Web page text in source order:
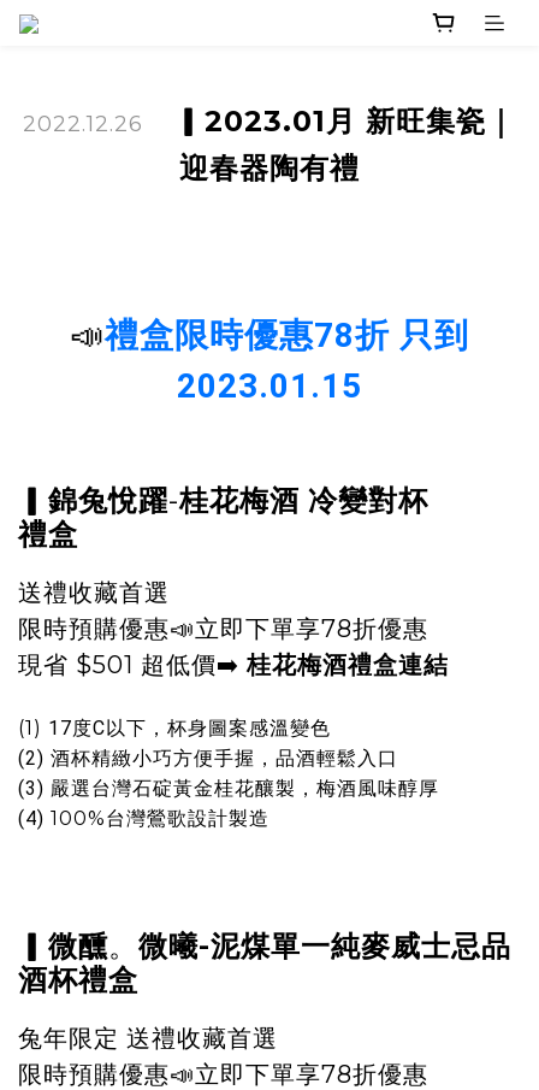
2022.12.26 2023.01月 新旺集瓷
迎春器陶有禮
📣禮盒限時優惠78折 只到
2023.01.15
▎錦兔悅躍-桂花梅酒 冷變對杯
禮盒
送禮收藏首選
限時預購優惠📣立即下單享78折優惠
現省 $501 超低價➡️ 桂花梅酒禮盒連結
(1) 17度C以下，杯身圖案感溫變色
(2) 酒杯精緻小巧方便手握，品酒輕鬆入口
(3) 嚴選台灣石碇黃金桂花釀製，梅酒風味醇厚
(4) 100%台灣鶯歌設計製造
▎微醺。 微曦-泥煤單一純麥威士忌品
酒杯禮盒
兔年限定 送禮收藏首選
限時預購優惠📣立即下單享78折優惠